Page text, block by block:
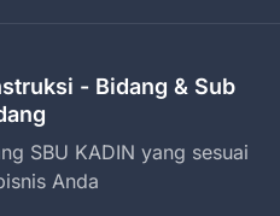
- Bidang & Sub
SBU KADIN yang sesuai
Anda